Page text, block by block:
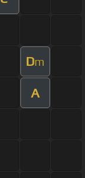
Dm
A